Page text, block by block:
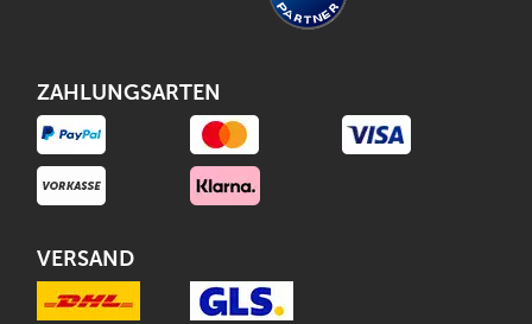
ZAHLUNGSARTEN
VERSAND